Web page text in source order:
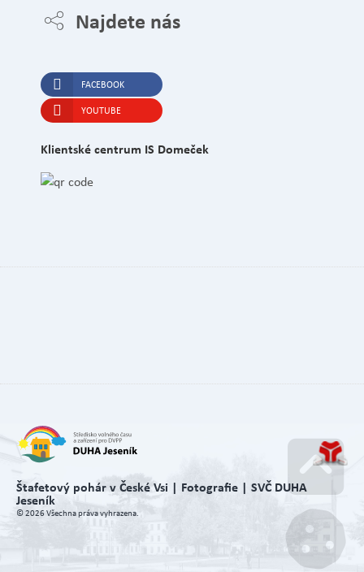
Najdete nás
FACEBOOK
YOUTUBE
Klientské centrum IS Domeček
Štafetový pohár v České Vsi | Fotografie | SVČ DUHA
Jeseník
© 2026 Všechna práva vyhrazena.
Go